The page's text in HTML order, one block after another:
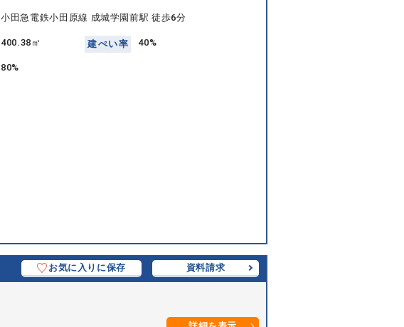
小田急電鉄小田原線 成城学園前駅 徒歩6分
400.38㎡ 建ぺい率 40%
80%
お気に入りに保存 資料請求